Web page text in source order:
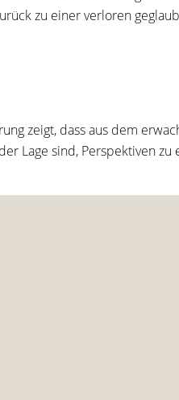
zu einer verloren
zeigt, dass aus dem
Lage sind, Perspektiven